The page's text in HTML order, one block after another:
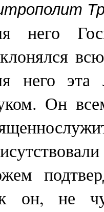
Храм
Храм
Казанской
Храм во
него
него эта
Он
он, не